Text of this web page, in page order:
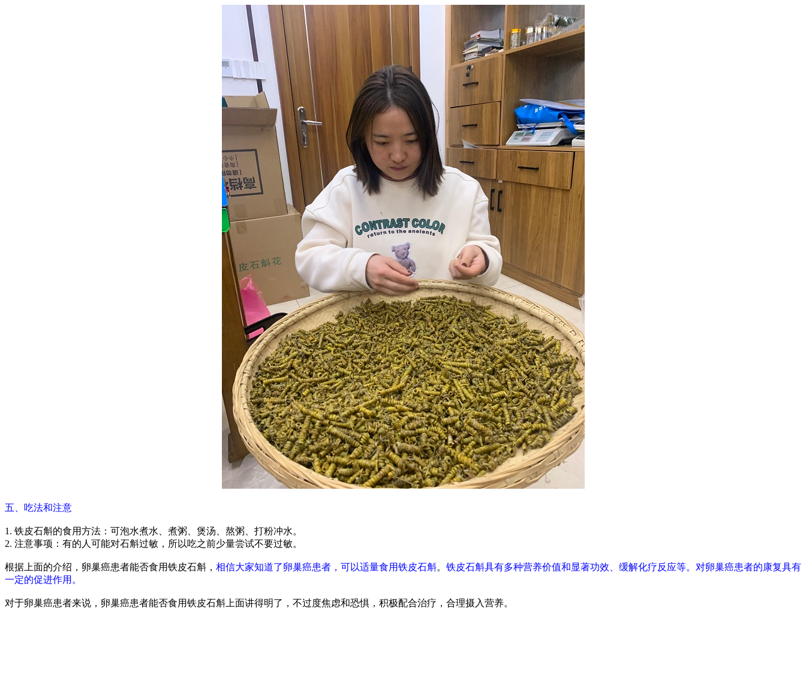
五、吃法和注意
1. 铁皮石斛的食用方法：可泡水煮水、煮粥、煲汤、熬粥、打粉冲水。
2. 注意事项：有的人可能对石斛过敏，所以吃之前少量尝试不要过敏。
根据上面的介绍，卵巢癌患者能否食用铁皮石斛， 相信大家知道了卵巢癌患者，可以适量食用铁皮石斛。 铁皮石斛具有多种营养价值和显著功效、缓解化疗反应等。对卵巢癌患者的康复具有
一定的促进作用。
对于卵巢癌患者来说，卵巢癌患者能否食用铁皮石斛上面讲得明了，不过度焦虑和恐惧，积极配合治疗，合理摄入营养。